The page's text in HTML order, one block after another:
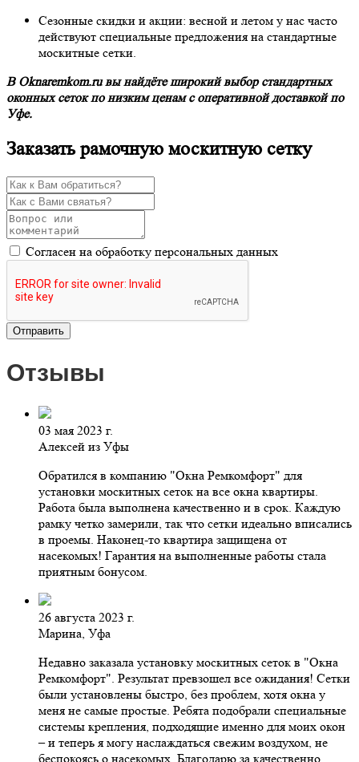
Сезонные скидки и акции: весной и летом у нас часто
действуют специальные предложения на стандартные
москитные сетки.
В Oknaremkom.ru вы найдёте широкий выбор стандартных
оконных сеток по низким ценам с оперативной доставкой по
Уфе.
Заказать рамочную москитную сетку
Согласен на обработку персональных данных
Отзывы
03 мая 2023 г.
Алексей из Уфы
Обратился в компанию "Окна Ремкомфорт" для
установки москитных сеток на все окна квартиры.
Работа была выполнена качественно и в срок. Каждую
рамку четко замерили, так что сетки идеально вписались
в проемы. Наконец-то квартира защищена от
насекомых! Гарантия на выполненные работы стала
приятным бонусом.
26 августа 2023 г.
Марина, Уфа
Недавно заказала установку москитных сеток в "Окна
Ремкомфорт". Результат превзошел все ожидания! Сетки
были установлены быстро, без проблем, хотя окна у
меня не самые простые. Ребята подобрали специальные
системы крепления, подходящие именно для моих окон
– и теперь я могу наслаждаться свежим воздухом, не
беспокоясь о насекомых. Благодарю за качественно